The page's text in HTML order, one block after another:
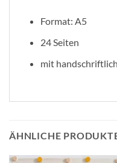
Format: A5
24 Seiten
mit
ÄHNLICHE